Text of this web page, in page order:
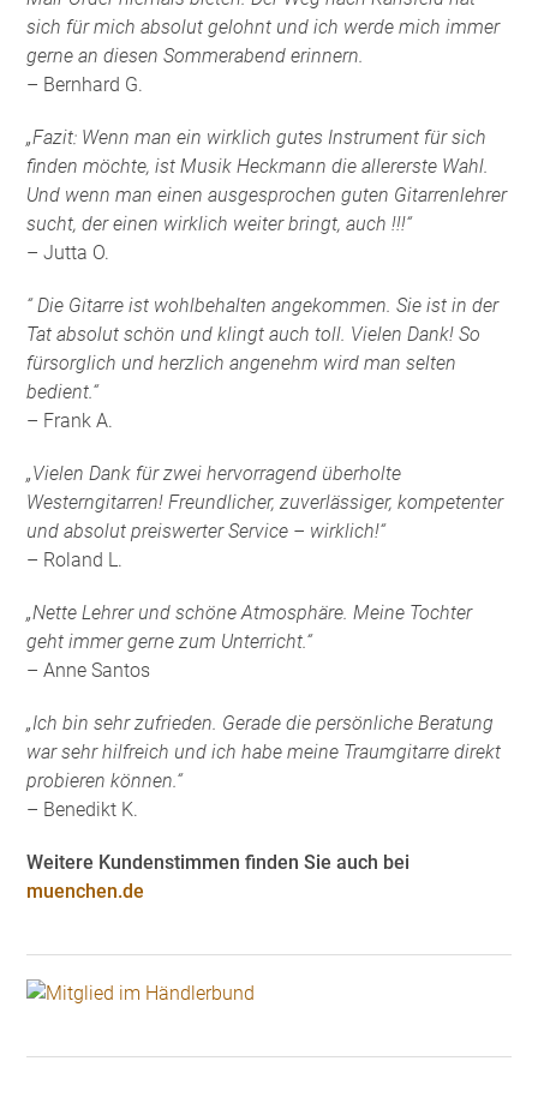
sich für mich absolut gelohnt und ich werde mich immer
gerne an diesen Sommerabend erinnern.
– Bernhard G.
„Fazit: Wenn man ein wirklich gutes Instrument für sich
finden möchte, ist Musik Heckmann die allererste Wahl.
Und wenn man einen ausgesprochen guten Gitarrenlehrer
sucht, der einen wirklich weiter bringt, auch !!!“
– Jutta O.
“ Die Gitarre ist wohlbehalten angekommen. Sie ist in der
Tat absolut schön und klingt auch toll. Vielen Dank! So
fürsorglich und herzlich angenehm wird man selten
bedient.“
– Frank A.
„Vielen Dank für zwei hervorragend überholte
Westerngitarren! Freundlicher, zuverlässiger, kompetenter
und absolut preiswerter Service – wirklich!“
– Roland L.
„Nette Lehrer und schöne Atmosphäre. Meine Tochter
geht immer gerne zum Unterricht.“
– Anne Santos
„Ich bin sehr zufrieden. Gerade die persönliche Beratung
war sehr hilfreich und ich habe meine Traumgitarre direkt
probieren können.“
– Benedikt K.
Weitere Kundenstimmen finden Sie auch bei
muenchen.de